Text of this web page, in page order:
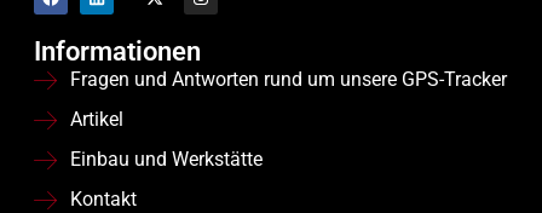
Informationen
Fragen und Antworten rund um unsere GPS-Tracker
Artikel
Einbau und Werkstätte
Kontakt